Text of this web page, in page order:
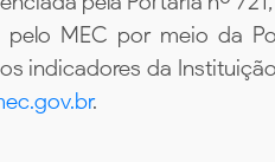
pelo MEC por meio da
indicadores da
.